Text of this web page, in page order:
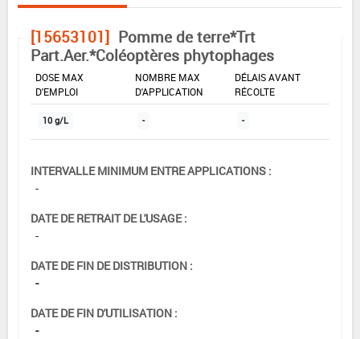
[15653101] Pomme de terre*Trt
Part.Aer.*Coléoptères phytophages
DOSE MAX
D'EMPLOI
NOMBRE MAX
D'APPLICATION
DÉLAIS AVANT
RÉCOLTE
10 g/L - -
INTERVALLE MINIMUM ENTRE APPLICATIONS :
-
DATE DE RETRAIT DE L'USAGE :
-
DATE DE FIN DE DISTRIBUTION :
-
DATE DE FIN D'UTILISATION :
-